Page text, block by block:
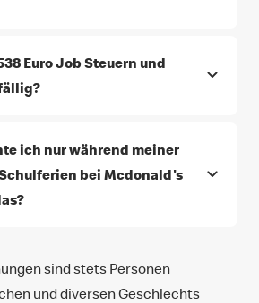
Euro Job Steuern und
ich nur während meiner
bei Mcdonald's
sind stets Personen
und diversen Geschlechts